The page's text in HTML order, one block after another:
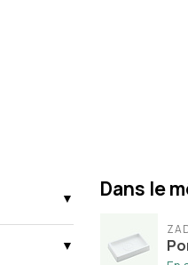
Dans le